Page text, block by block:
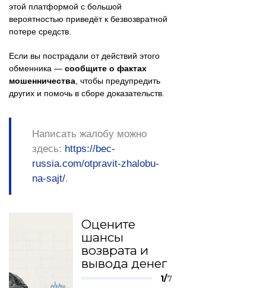
этой платформой с большой
вероятностью приведёт к безвозвратной
потере средств.
Если вы пострадали от действий этого
обменника — сообщите о фактах
мошенничества, чтобы предупредить
других и помочь в сборе доказательств.
Написать жалобу можно
здесь: https://bec-
russia.com/otpravit-zhalobu-
na-sajt/.
Оцените
шансы
возврата и
вывода денег
1/7